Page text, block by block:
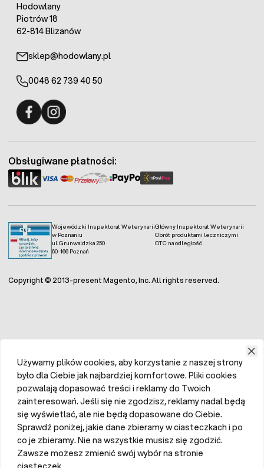
Hodowlany
Piotrów 18
62-814 Blizanów
sklep@hodowlany.pl
0048 62 739 40 50
Wojewódzki Inspektorat Weterynarii
w Poznaniu
ul. Grunwaldzka 250
60-166 Poznań
Główny Inspektorat Weterynarii
Obrót produktami leczniczymi
OTC na odległość
Obsługiwane płatności:
Copyright © 2013-present Magento, Inc. All rights reserved.
Używamy plików cookies, aby korzystanie z naszej strony
było dla Ciebie jak najbardziej komfortowe. Pliki cookies
pozwalają dopasować treści i reklamy do Twoich
zainteresowań. Jeśli się nie zgodzisz, reklamy nadal będą
się wyświetlać, ale nie będą dopasowane do Ciebie.
Sprawdź poniżej, jakie dane zbieramy w ciasteczkach i po
co je zbieramy. Nie na wszystkie musisz się zgodzić.
Zawsze możesz zmienić swój wybór na stronie